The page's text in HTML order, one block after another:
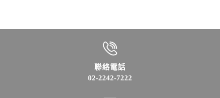
聯絡電話
02-2242-7222